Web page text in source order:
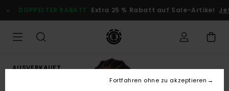
zur
Produktinformation
DOPPELTER RABATT Extra 25 % Rabatt auf Sale-Artikel
AUSVERKAUFT
Fortfahren ohne zu akzeptieren